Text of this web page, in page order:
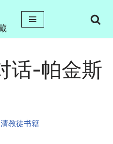
话-帕金斯
清教徒书籍